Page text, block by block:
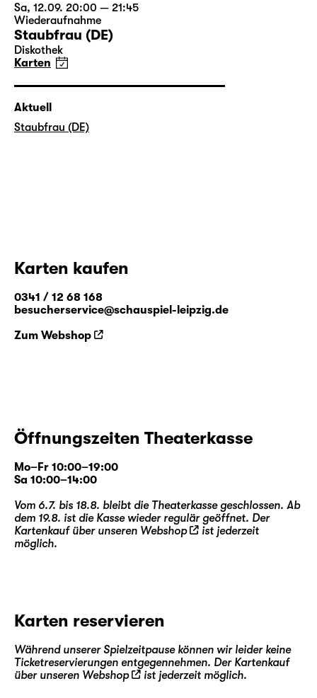
Sa, 12.09. 20:00 — 21:45
Wiederaufnahme
Staubfrau (DE)
Diskothek
Karten
Aktuell
Staubfrau (DE)
Karten kaufen
0341 / 12 68 168
besucherservice@schauspiel-leipzig.de
Zum Webshop
Öffnungszeiten Theaterkasse
Mo–Fr 10:00–19:00
Sa 10:00–14:00
Vom 6.7. bis 18.8. bleibt die Theaterkasse geschlossen. Ab
dem 19.8. ist die Kasse wieder regulär geöffnet. Der
Kartenkauf über unseren Webshop
ist jederzeit
möglich.
Karten reservieren
Während unserer Spielzeitpause können wir leider keine
Ticketreservierungen entgegennehmen. Der Kartenkauf
über unseren Webshop ist jederzeit möglich.